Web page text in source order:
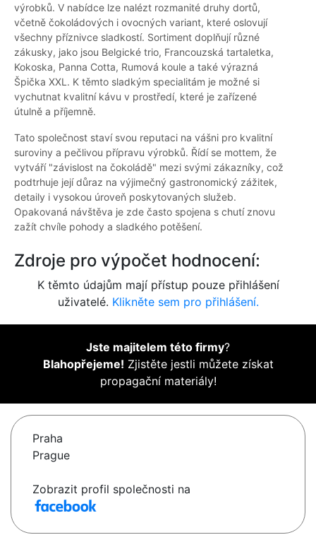
výrobků. V nabídce lze nalézt rozmanité druhy dortů,
včetně čokoládových i ovocných variant, které oslovují
všechny příznivce sladkostí. Sortiment doplňují různé
zákusky, jako jsou Belgické trio, Francouzská tartaletka,
Kokoska, Panna Cotta, Rumová koule a také výrazná
Špička XXL. K těmto sladkým specialitám je možné si
vychutnat kvalitní kávu v prostředí, které je zařízené
útulně a příjemně.
Tato společnost staví svou reputaci na vášni pro kvalitní
suroviny a pečlivou přípravu výrobků. Řídí se mottem, že
vytváří "závislost na čokoládě" mezi svými zákazníky, což
podtrhuje její důraz na výjimečný gastronomický zážitek,
detaily i vysokou úroveň poskytovaných služeb.
Opakovaná návštěva je zde často spojena s chutí znovu
zažít chvíle pohody a sladkého potěšení.
Zdroje pro výpočet hodnocení:
K těmto údajům mají přístup pouze přihlášení
uživatelé. Klikněte sem pro přihlášení.
Jste majitelem této firmy?
Blahopřejeme! Zjistěte jestli můžete získat
propagační materiály!
Praha
Prague
Zobrazit profil společnosti na